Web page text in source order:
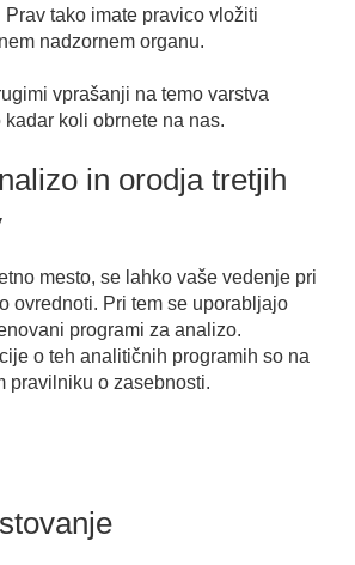
tako imate pravico vložiti
nadzornem organu.
vprašanji na temo varstva
koli obrnete na nas.
in orodja tretjih
mesto, se lahko vaše vedenje pri
ovrednoti. Pri tem se uporabljajo
programi za analizo.
o teh analitičnih programih so na
pravilniku o zasebnosti.